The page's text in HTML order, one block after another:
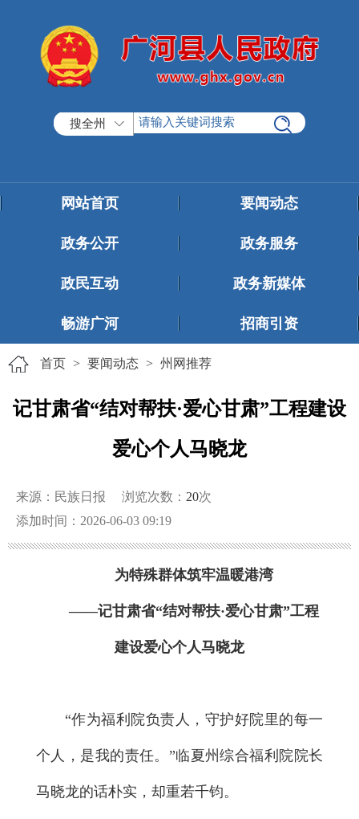
搜全州
网站首页 要闻动态
政务公开 政务服务
政民互动 政务新媒体
畅游广河 招商引资
首页 > 要闻动态 > 州网推荐
记甘肃省“结对帮扶·爱心甘肃”工程建设
爱心个人马晓龙
来源：民族日报 浏览次数： 20次
添加时间：2026-06-03 09:19
为特殊群体筑牢温暖港湾
——记甘肃省“结对帮扶·爱心甘肃”工程
建设爱心个人马晓龙
“作为福利院负责人，守护好院里的每一
个人，是我的责任。”临夏州综合福利院院长
马晓龙的话朴实，却重若千钧。